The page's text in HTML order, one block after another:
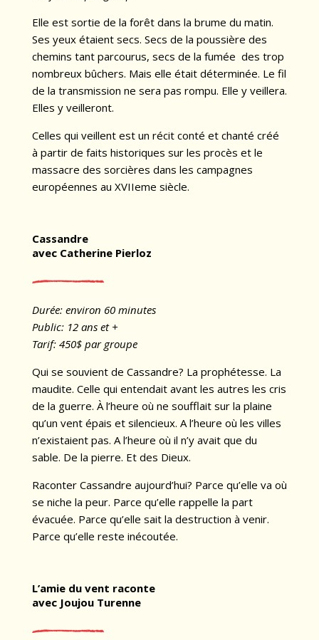
Elle est sortie de la forêt dans la brume du matin.
Ses yeux étaient secs. Secs de la poussière des
chemins tant parcourus, secs de la fumée des trop
nombreux bûchers. Mais elle était déterminée. Le fil
de la transmission ne sera pas rompu. Elle y veillera.
Elles y veilleront.
Celles qui veillent est un récit conté et chanté créé
à partir de faits historiques sur les procès et le
massacre des sorcières dans les campagnes
européennes au XVIIeme siècle.
Cassandre
avec Catherine Pierloz
Durée: environ 60 minutes
Public: 12 ans et +
Tarif: 450$ par groupe
Qui se souvient de Cassandre? La prophétesse. La
maudite. Celle qui entendait avant les autres les cris
de la guerre. À l’heure où ne soufflait sur la plaine
qu’un vent épais et silencieux. A l’heure où les villes
n’existaient pas. A l’heure où il n’y avait que du
sable. De la pierre. Et des Dieux.
Raconter Cassandre aujourd’hui? Parce qu’elle va où
se niche la peur. Parce qu’elle rappelle la part
évacuée. Parce qu’elle sait la destruction à venir.
Parce qu’elle reste inécoutée.
L’amie du vent raconte
avec Joujou Turenne